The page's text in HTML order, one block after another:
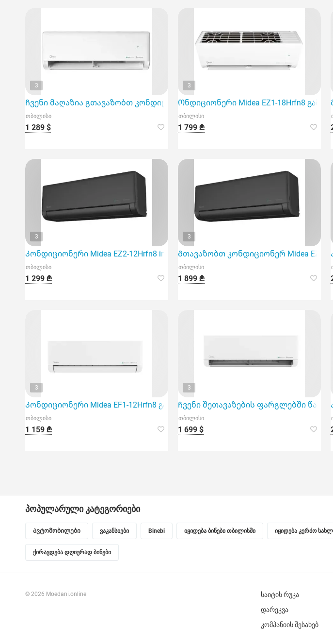
3
Ჩვენი მაღაზია გთავაზობთ კონდიციონერს Midea EZ1-12Hrfn8, რომელიც
თბილისი
1 289 $
3
Ონდიციონერი Midea EZ1-18Hrfn8
თბილისი
1 799 ₾
3
Კონდიციონერი Midea EZ2-12Hrfn8 inventer 40m2 black
თბილისი
1 299 ₾
3
Გთავაზობთ კონდიციონერ Midea EZ2-
თბილისი
1 899 ₾
3
Კონდიციონერი Midea EF1-12Hrfn8 გამოიყენება 40 კვ.მ-მდე სივრცეებისათვის
თბილისი
1 159 ₾
3
Ჩვენი შეთავაზების ფარგლებში
თბილისი
1 699 $
პოპულარული კატეგორიები
Ავტომობილები ვაკანსიები Binebi იყიდება ბინები თბილისში იყიდება კერძო
ქირავდება დღიურად ბინები
© 2026 Moedani.online
საიტის რუკა
დარეკვა
კომპანიის შესახებ